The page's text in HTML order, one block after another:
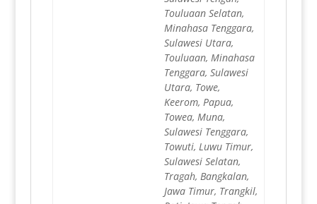
Touluaan Selatan,
Minahasa Tenggara,
Sulawesi Utara,
Touluaan, Minahasa
Tenggara, Sulawesi
Utara, Towe,
Keerom, Papua,
Towea, Muna,
Sulawesi Tenggara,
Towuti, Luwu Timur,
Sulawesi Selatan,
Tragah, Bangkalan,
Jawa Timur, Trangkil,